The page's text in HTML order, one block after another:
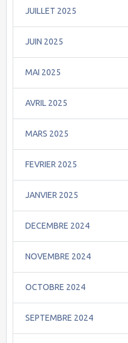
JUILLET 2025
JUIN 2025
MAI 2025
AVRIL 2025
MARS 2025
FEVRIER 2025
JANVIER 2025
DECEMBRE 2024
NOVEMBRE 2024
OCTOBRE 2024
SEPTEMBRE 2024